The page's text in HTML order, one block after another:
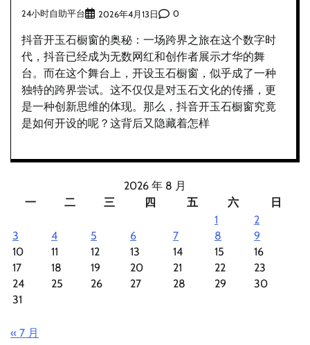
24小时自助平台 2026年4月13日 0
抖音开玉石橱窗的奥秘：一场跨界之旅在这个数字时
代，抖音已经成为无数网红和创作者展示才华的舞
台。而在这个舞台上，开设玉石橱窗，似乎成了一种
独特的跨界尝试。这不仅仅是对玉石文化的传播，更
是一种创新思维的体现。那么，抖音开玉石橱窗究竟
是如何开设的呢？这背后又隐藏着怎样
2026 年 8 月
一
二 三 四 五 六
日
1
2
3
4 5 6 7 8
9
10
11 12 13 14 15
16
17
18 19 20 21 22
23
24
25 26 27 28 29
30
31
« 7 月